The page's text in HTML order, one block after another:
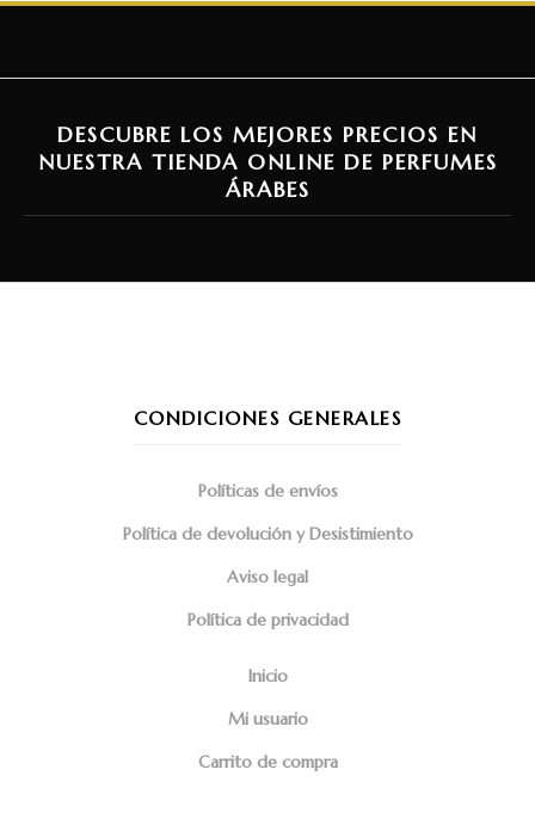
DESCUBRE LOS MEJORES PRECIOS EN
NUESTRA TIENDA ONLINE DE PERFUMES
ÁRABES
CONDICIONES GENERALES
Políticas de envíos
Política de devolución y Desistimiento
Aviso legal
Política de privacidad
Inicio
Mi usuario
Carrito de compra